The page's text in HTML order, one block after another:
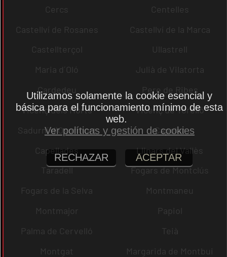
Cercs
Centelles
Castellví de Rosanes
Castellví de la Marca
Castellterçol
Ullastrell
Maria d´Oló
Julià de Vilatorta
Cardedeu
Pere de Ribes
Vicenç dels Horts
Vicenç de Torelló
Sadurní d´Osormort
Capolat
Capellades
Llinars del Vallès
Taradell
Fogars de Montclús
Fogars de la Selva
Montmaneu
Montmajor
Papiol
Palma de Cervelló
Teià
Montgat
Margarida de Montbui
Utilizamos solamente la cookie esencial y
básica para el funcionamiento mínimo de esta
web.
Ver políticas y gestión de cookies
RECHAZAR ACEPTAR